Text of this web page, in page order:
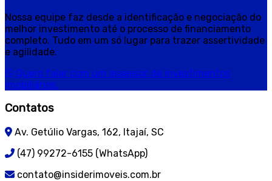
Nossa equipe faz desde a identificação e negociação do
melhor investimento até o processo de financiamento
completo. Tudo em um só lugar para trazer assertividade
e agilidade.
Quero falar com um assessor de investimentos
imobiliários.
Contatos
Av. Getúlio Vargas, 162, Itajaí, SC
(47) 99272-6155 (WhatsApp)
contato@insiderimoveis.com.br